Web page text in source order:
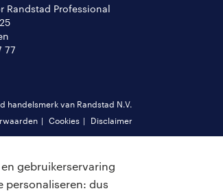
gebruikerservaring
personaliseren: dus
Randstad Professional
77
handelsmerk van Randstad N.V.
Cookies Disclaimer